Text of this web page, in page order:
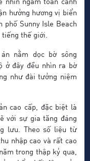
nhìn ngắm toàn cảnh
hưởng hương vị biển
phố Sunny Isle Beach
tiếng thế giới.
nằm dọc bờ sông
ở đây đều nhìn ra bờ
như đài tưởng niệm
cao cấp, đặc biệt là
với sự gia tăng đáng
lưu. Theo số liệu từ
nhập cao và rất cao
trong thập kỷ qua,